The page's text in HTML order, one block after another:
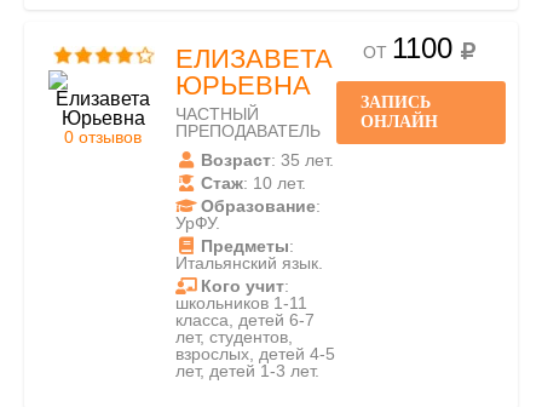
0 отзывов
ЕЛИЗАВЕТА
ЮРЬЕВНА
ЧАСТНЫЙ
ПРЕПОДАВАТЕЛЬ
Возраст: 35 лет.
Стаж: 10 лет.
Образование:
УрФУ.
Предметы:
Итальянский язык.
Кого учит:
школьников 1-11
класса, детей 6-7
лет, студентов,
взрослых, детей 4-5
лет, детей 1-3 лет.
ОТ 1100
ЗАПИСЬ
ОНЛАЙН